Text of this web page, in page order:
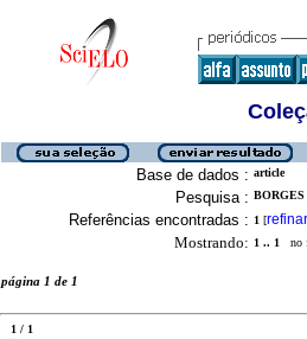
Base de dados : article
Pesquisa :
Referências encontradas : 1 [refinar
Mostrando: 1 .. 1 no
página 1 de 1
1 / 1